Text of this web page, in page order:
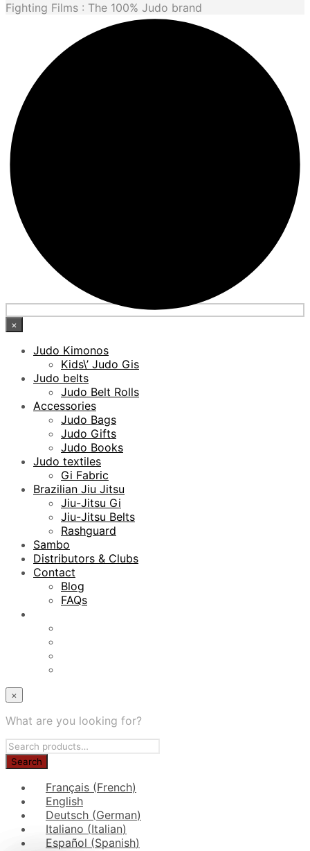
Fighting Films : The 100% Judo brand
×
Judo Kimonos
Kids\’ Judo Gis
Judo belts
Judo Belt Rolls
Accessories
Judo Bags
Judo Gifts
Judo Books
Judo textiles
Gi Fabric
Brazilian Jiu Jitsu
Jiu-Jitsu Gi
Jiu-Jitsu Belts
Rashguard
Sambo
Distributors & Clubs
Contact
Blog
FAQs
×
What are you looking for?
Français (French)
English
Deutsch (German)
Italiano (Italian)
Español (Spanish)